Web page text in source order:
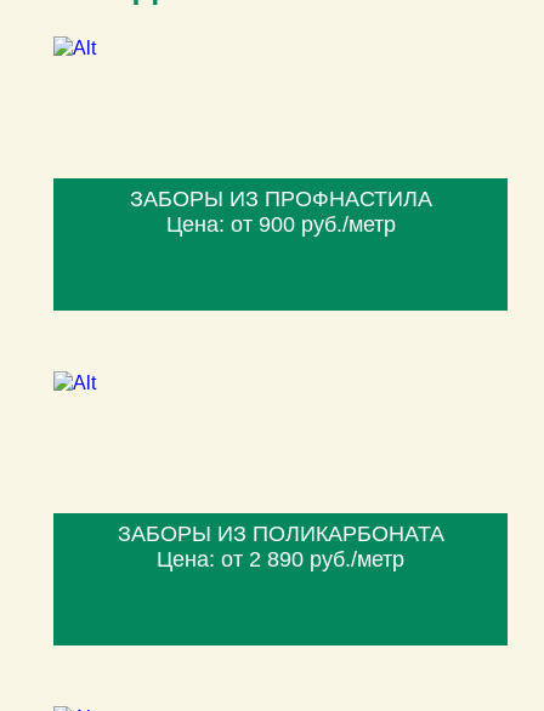
ЗАБОРЫ ИЗ ПРОФНАСТИЛА
Цена: от 900 руб./метр
ЗАБОРЫ ИЗ ПОЛИКАРБОНАТА
Цена: от 2 890 руб./метр